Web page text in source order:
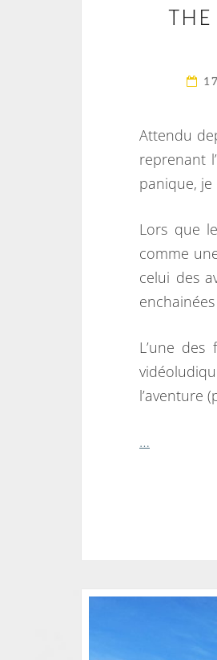
THE
Attendu
reprenant
panique, je
Lors que
comme
celui des
L’une
l’aventure
…